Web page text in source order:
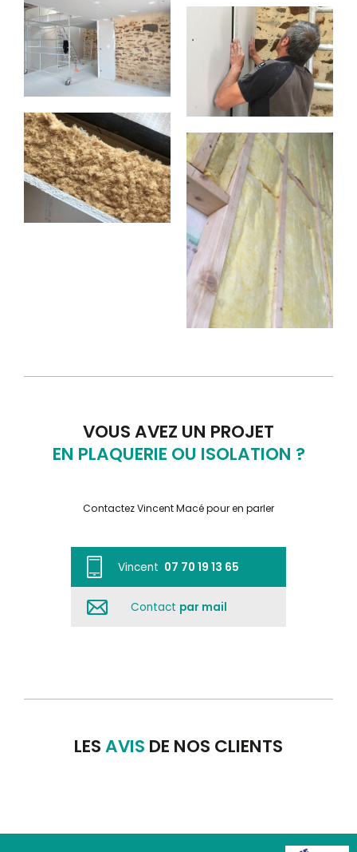
VOUS AVEZ UN PROJET
EN PLAQUERIE OU ISOLATION ?
Contactez Vincent Macé pour en parler
Vincent 07 70 19 13 65
Contact par mail
LESAVIS DE NOS CLIENTS